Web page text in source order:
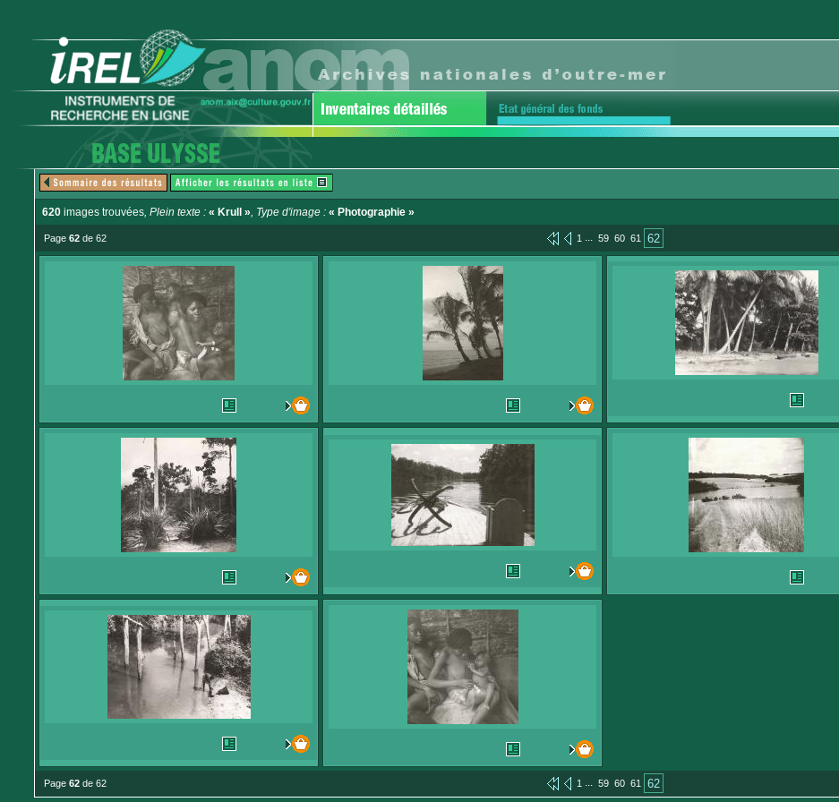
620 images trouvées, Plein texte : « Krull », Type d'image : « Photographie »
Page 62 de 62 1 ... 59 60 61 62
Page 62 de 62 1 ... 59 60 61 62